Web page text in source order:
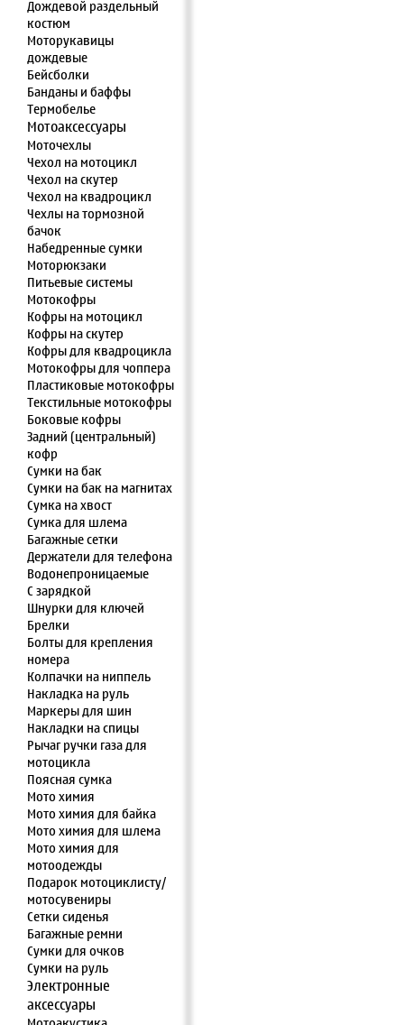
Дождевой раздельный
костюм
Моторукавицы
дождевые
Бейсболки
Банданы и баффы
Термобелье
Мотоаксессуары
Моточехлы
Чехол на мотоцикл
Чехол на скутер
Чехол на квадроцикл
Чехлы на тормозной
бачок
Набедренные сумки
Моторюкзаки
Питьевые системы
Мотокофры
Кофры на мотоцикл
Кофры на скутер
Кофры для квадроцикла
Мотокофры для чоппера
Пластиковые мотокофры
Текстильные мотокофры
Боковые кофры
Задний (центральный)
кофр
Сумки на бак
Сумки на бак на магнитах
Сумка на хвост
Сумка для шлема
Багажные сетки
Держатели для телефона
Водонепроницаемые
С зарядкой
Шнурки для ключей
Брелки
Болты для крепления
номера
Колпачки на ниппель
Накладка на руль
Маркеры для шин
Накладки на спицы
Рычаг ручки газа для
мотоцикла
Поясная сумка
Мото химия
Мото химия для байка
Мото химия для шлема
Мото химия для
мотоодежды
Подарок мотоциклисту/
мотосувениры
Сетки сиденья
Багажные ремни
Сумки для очков
Сумки на руль
Электронные
аксессуары